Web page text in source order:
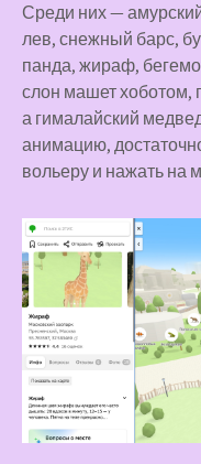
Среди них —
лев, снежный барс,
панда, жираф,
слон машет хоботом,
а гималайский
анимацию,
вольеру и нажать на